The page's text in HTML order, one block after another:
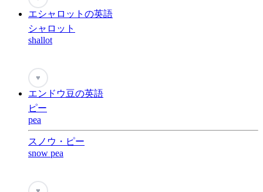
エシャロットの英語
シャロット
shallot
♥
エンドウ豆の英語
ピー
pea
スノウ・ピー
snow pea